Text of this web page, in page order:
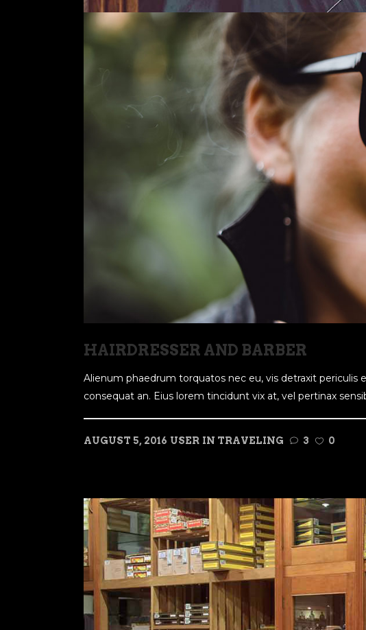
HAIRDRESSER AND BARBER
Alienum phaedrum torquatos nec eu, vis detraxit periculis
consequat an. Eius lorem tincidunt vix at, vel pertinax
AUGUST 5, 2016 USER IN TRAVELING 3 0